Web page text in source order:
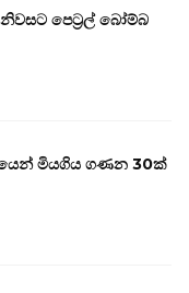
පෙට්‍රල් බෝම්බ
මියගිය ගණන 30ක්